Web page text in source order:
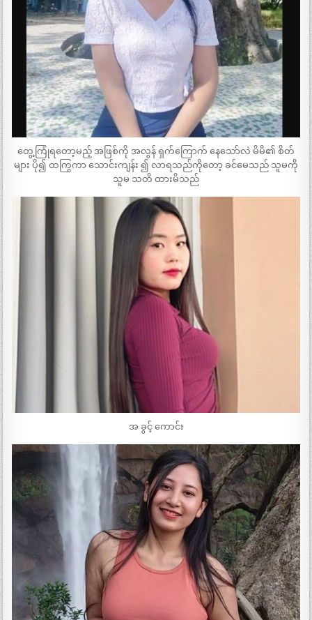
တွေ့ကြုံရတော့မည့် အဖြစ်ကို အလွန် ရှက်ကြောက် နေသော်လဲ မိမိ၏ စိတ်
များ ပို၍ ထကြွကာ သောင်းကျန်း ၍ လာရသည်ကိုတော့ ခင်မေသည် သူမကို
သူမ သတိ ထားမိသည်
အ ခွင့် ကောင်း